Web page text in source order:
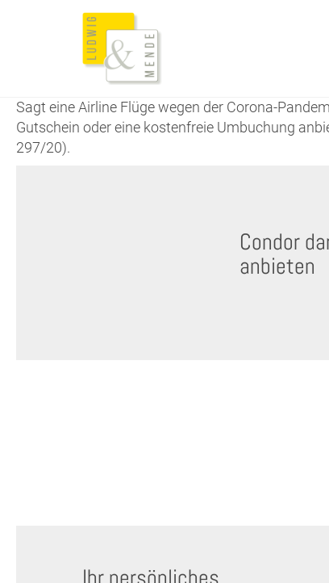
Sagt eine Airline Flüge wegen der Corona-
Gutschein oder eine kostenfreie Umbuchung
297/20).
Condor
anbieten